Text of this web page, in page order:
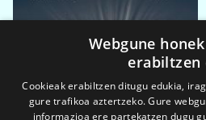
Webgune
erabiltzen
Cookieak erabiltzen ditugu edukia,
gure trafikoa aztertzeko. Gure
informazioa ere partekatzen dugu